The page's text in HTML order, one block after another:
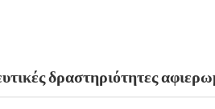
δραστηριότητες